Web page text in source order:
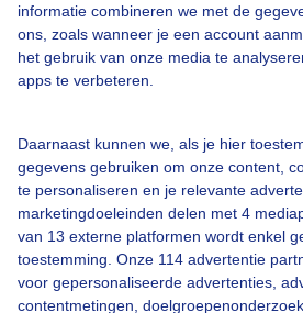
informatie combineren we met de
ons, zoals wanneer je een account
het gebruik van onze media te
apps te verbeteren.
Daarnaast kunnen we, als je hier
gegevens gebruiken om onze content,
te personaliseren en je relevante
marketingdoeleinden delen met 4
van 13 externe platformen wordt enkel
toestemming. Onze 114 advertentie
voor gepersonaliseerde advertenties,
contentmetingen,
Over Buienradar